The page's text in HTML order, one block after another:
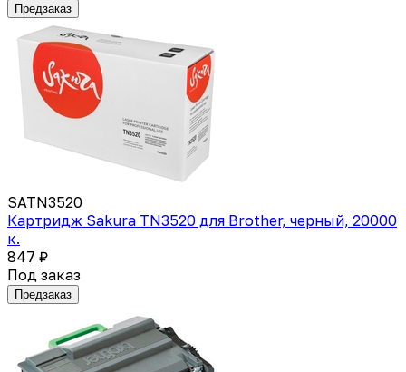
Предзаказ
SATN3520
Картридж Sakura TN3520 для Brother, черный, 20000
к.
847 ₽
Под заказ
Предзаказ